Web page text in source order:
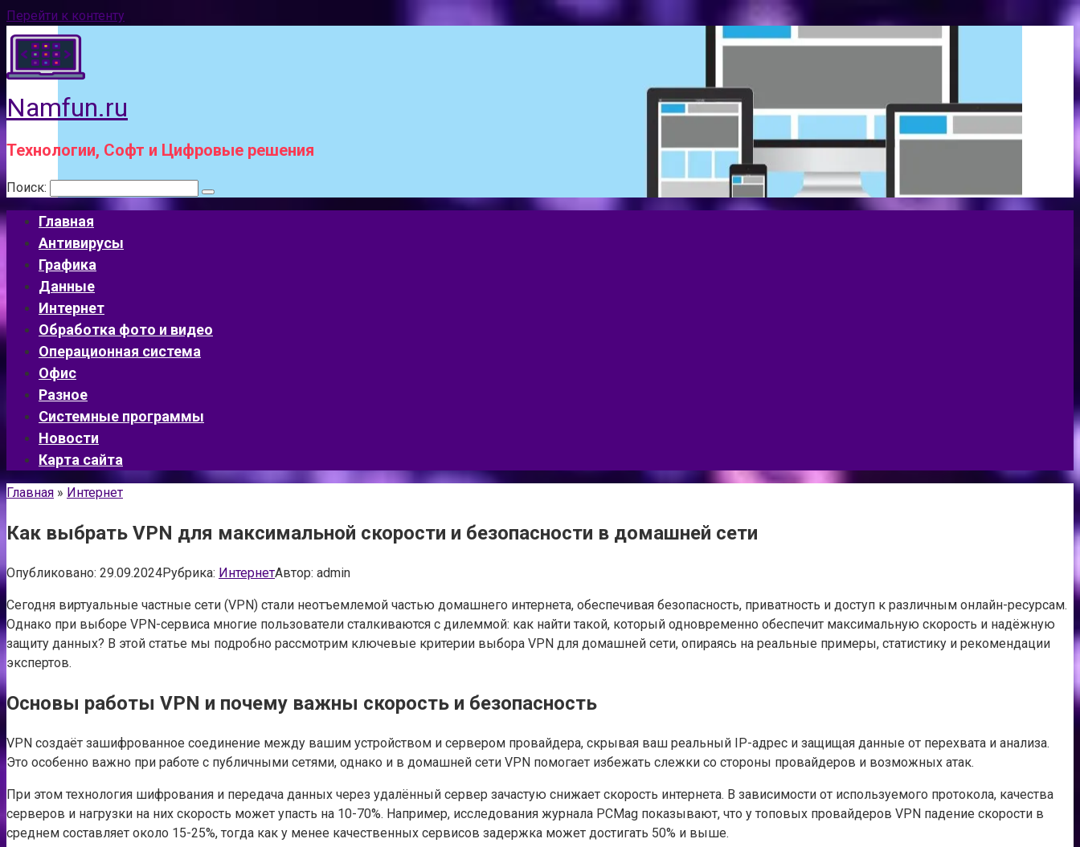
Перейти к контенту
Namfun.ru
Технологии, Софт и Цифровые решения
Поиск:
Главная
Антивирусы
Графика
Данные
Интернет
Обработка фото и видео
Операционная система
Офис
Разное
Системные программы
Новости
Карта сайта
Главная » Интернет
Как выбрать VPN для максимальной скорости и безопасности в домашней сети
Опубликовано: 29.09.2024Рубрика: ИнтернетАвтор: admin
Сегодня виртуальные частные сети (VPN) стали неотъемлемой частью домашнего интернета, обеспечивая безопасность, приватность и доступ к различным онлайн-ресурсам.
Однако при выборе VPN-сервиса многие пользователи сталкиваются с дилеммой: как найти такой, который одновременно обеспечит максимальную скорость и надёжную
защиту данных? В этой статье мы подробно рассмотрим ключевые критерии выбора VPN для домашней сети, опираясь на реальные примеры, статистику и рекомендации
экспертов.
Основы работы VPN и почему важны скорость и безопасность
VPN создаёт зашифрованное соединение между вашим устройством и сервером провайдера, скрывая ваш реальный IP-адрес и защищая данные от перехвата и анализа.
Это особенно важно при работе с публичными сетями, однако и в домашней сети VPN помогает избежать слежки со стороны провайдеров и возможных атак.
При этом технология шифрования и передача данных через удалённый сервер зачастую снижает скорость интернета. В зависимости от используемого протокола, качества
серверов и нагрузки на них скорость может упасть на 10-70%. Например, исследования журнала PCMag показывают, что у топовых провайдеров VPN падение скорости в
среднем составляет около 15-25%, тогда как у менее качественных сервисов задержка может достигать 50% и выше.